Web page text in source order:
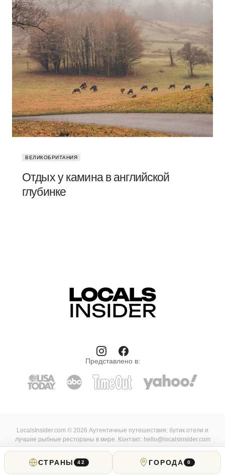
ВЕЛИКОБРИТАНИЯ
Отдых у камина в английской
глубинке
Представлено в:
LocalsInsider.com © 2026 Аутентичные путешествия: бутик отели и
лучшие рыбные рестораны в мире. Контакт: hello@localsinsider.com
О нас Пишите
СТРАНЫ 42 ГОРОДА 0